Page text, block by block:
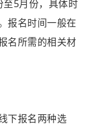
5月份，具体时
报名时间一般在
名所需的相关材
下报名两种选